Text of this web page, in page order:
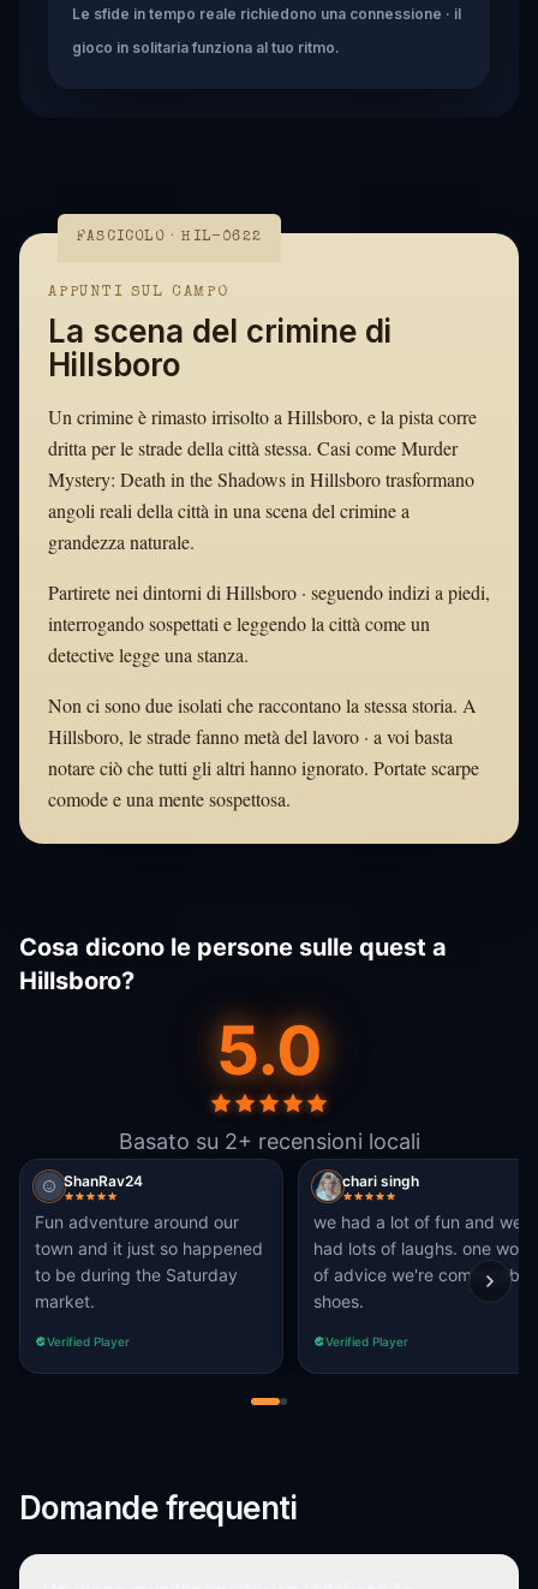
Le sfide in tempo reale richiedono una connessione · il
gioco in solitaria funziona al tuo ritmo.
FASCICOLO · HIL-0622
APPUNTI SUL CAMPO
La scena del crimine di
Hillsboro
Un crimine è rimasto irrisolto a Hillsboro, e la pista corre
dritta per le strade della città stessa. Casi come Murder
Mystery: Death in the Shadows in Hillsboro trasformano
angoli reali della città in una scena del crimine a
grandezza naturale.
Partirete nei dintorni di Hillsboro · seguendo indizi a piedi,
interrogando sospettati e leggendo la città come un
detective legge una stanza.
Non ci sono due isolati che raccontano la stessa storia. A
Hillsboro, le strade fanno metà del lavoro · a voi basta
notare ciò che tutti gli altri hanno ignorato. Portate scarpe
comode e una mente sospettosa.
Cosa dicono le persone sulle quest a
Hillsboro?
5.0
Basato su 2+ recensioni locali
ShanRav24
Fun adventure around our
town and it just so happened
to be during the Saturday
market.
Verified Player
chari singh
we had a lot of fun and we
had lots of laughs. one word
of advice we're comfortable
shoes.
Verified Player
Domande frequenti